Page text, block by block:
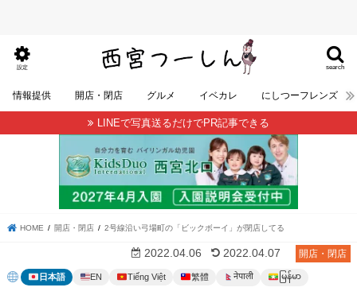
search
設定
情報提供 開店・閉店 グルメ イベカレ にしつーフレンズ
LINEで写真送るだけでPR記事できる
HOME 開店・閉店 2号線沿い弓場町の「ビックボーイ」が閉店してる
開店・閉店
2022.04.06 2022.04.07
日本語 EN Tiếng Việt 繁體 नेपाली မြန်မာ